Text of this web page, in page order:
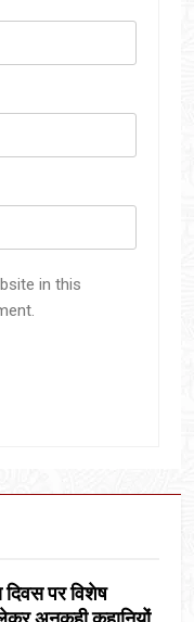
in this
दिवस पर विशेष